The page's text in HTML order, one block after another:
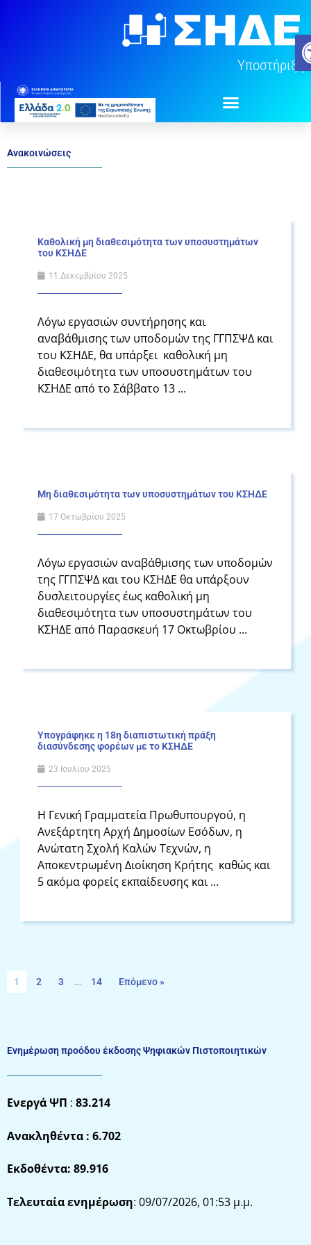
Υποστήριξη
Ανακοινώσεις
Καθολική μη διαθεσιμότητα των υποσυστημάτων
του ΚΣΗΔΕ
11 Δεκεμβρίου 2025
Λόγω εργασιών συντήρησης και
αναβάθμισης των υποδομών της ΓΓΠΣΨΔ και
του ΚΣΗΔΕ, θα υπάρξει καθολική μη
διαθεσιμότητα των υποσυστημάτων του
ΚΣΗΔΕ από το Σάββατο 13 ...
Μη διαθεσιμότητα των υποσυστημάτων του ΚΣΗΔΕ
17 Οκτωβρίου 2025
Λόγω εργασιών αναβάθμισης των υποδομών
της ΓΓΠΣΨΔ και του ΚΣΗΔΕ θα υπάρξουν
δυσλειτουργίες έως καθολική μη
διαθεσιμότητα των υποσυστημάτων του
ΚΣΗΔΕ από Παρασκευή 17 Οκτωβρίου ...
Υπογράφηκε η 18η διαπιστωτική πράξη
διασύνδεσης φορέων με το ΚΣΗΔΕ
23 Ιουλίου 2025
Η Γενική Γραμματεία Πρωθυπουργού, η
Ανεξάρτητη Αρχή Δημοσίων Εσόδων, η
Ανώτατη Σχολή Καλών Τεχνών, η
Αποκεντρωμένη Διοίκηση Κρήτης καθώς και
5 ακόμα φορείς εκπαίδευσης και ...
1 2 3 … 14 Επόμενο »
Ενημέρωση προόδου έκδοσης Ψηφιακών Πιστοποιητικών
Ενεργά ΨΠ : 83.214
Ανακληθέντα : 6.702
Εκδοθέντα: 89.916
Τελευταία ενημέρωση: 09/07/2026, 01:53 μ.μ.